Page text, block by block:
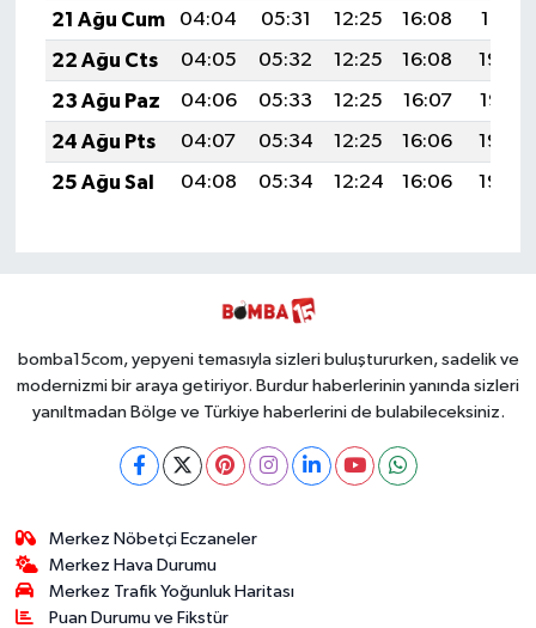
21 Ağu Cum
04:04 05:31 12:25 16:08
19:10
22 Ağu Cts
04:05 05:32 12:25 16:08
19:08
23 Ağu Paz
04:06 05:33 12:25 16:07
19:07
24 Ağu Pts
04:07 05:34 12:25 16:06
19:06
25 Ağu Sal
04:08 05:34 12:24 16:06 19:04
bomba15com, yepyeni temasıyla sizleri buluştururken, sadelik ve
modernizmi bir araya getiriyor. Burdur haberlerinin yanında sizleri
yanıltmadan Bölge ve Türkiye haberlerini de bulabileceksiniz.
Merkez Nöbetçi Eczaneler
Merkez Hava Durumu
Merkez Trafik Yoğunluk Haritası
Puan Durumu ve Fikstür